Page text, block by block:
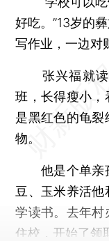
好吃。”13岁的
写作业，一边对
张兴福就读
班，长得瘦小
是黑红色的龟
物。
他是个单亲孩
豆、玉米养活
学读书。去年
住校，开始了领